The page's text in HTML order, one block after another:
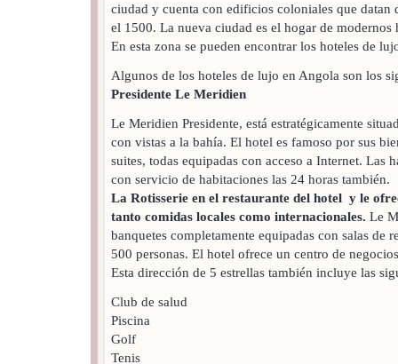
ciudad y cuenta con edificios coloniales que datan
el 1500. La nueva ciudad es el hogar de modernos
En esta zona se pueden encontrar los hoteles de
Algunos de los hoteles de lujo en Angola son los
Presidente Le Meridien
Le Meridien Presidente, está estratégicamente
con vistas a la bahía. El hotel es famoso por sus
suites, todas equipadas con acceso a Internet. Las
con servicio de habitaciones las 24 horas también.
La Rotisserie en el restaurante del hotel y le
tanto comidas locales como internacionales. Le
banquetes completamente equipadas con salas de
500 personas. El hotel ofrece un centro de
Esta dirección de 5 estrellas también incluye las
Club de salud
Piscina
Golf
Tenis